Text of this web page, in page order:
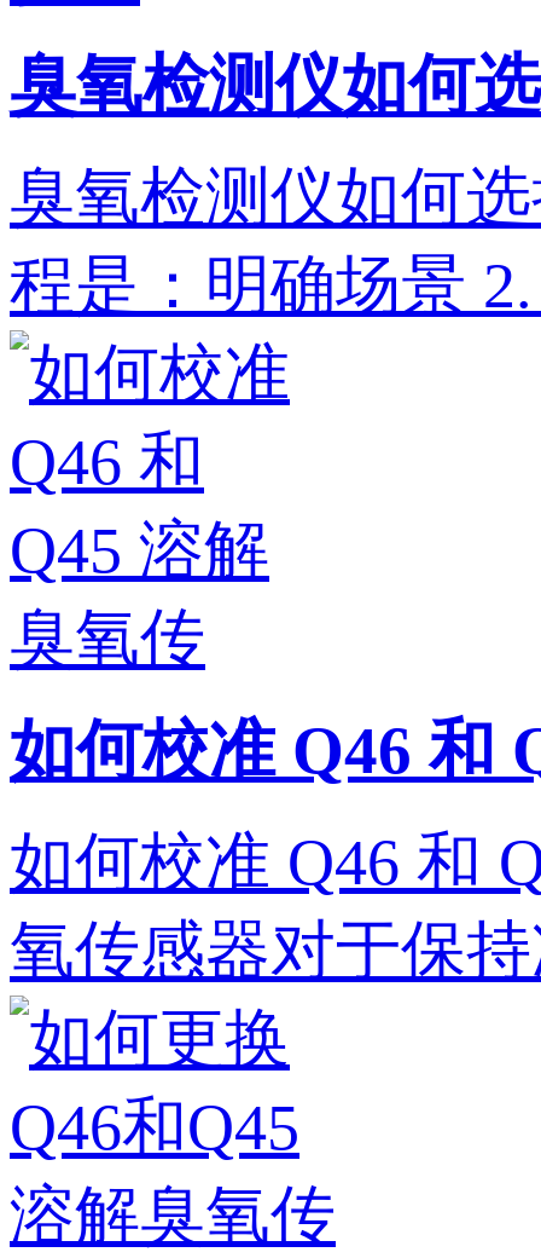
臭氧检测仪如何
臭氧检测仪如何
程是：明确场景‌
如何校准 Q46 和
如何校准 Q46 和
氧传感器对于保